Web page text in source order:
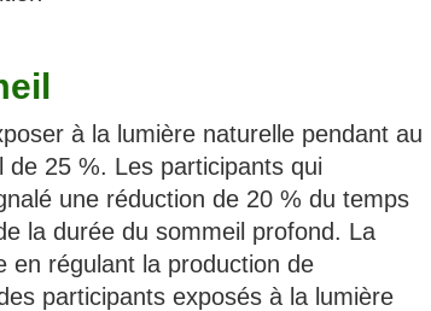
à la lumière naturelle pendant au
25 %. Les participants qui
une réduction de 20 % du temps
la durée du sommeil profond. La
en régulant la production de
participants exposés à la lumière